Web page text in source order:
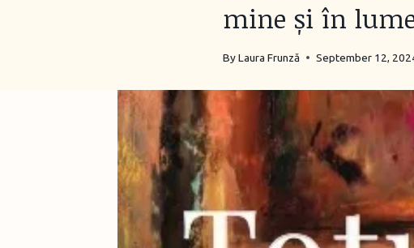
mine și în
ByLaura Frunză September 12,